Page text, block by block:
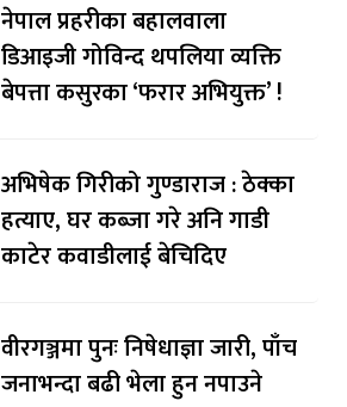
नेपाल प्रहरीका बहालवाला
डिआइजी गोविन्द थपलिया व्यक्ति
बेपत्ता कसुरका ‘फरार अभियुक्त’ !
अभिषेक गिरीको गुण्डाराज : ठेक्का
हत्याए, घर कब्जा गरे अनि गाडी
काटेर कवाडीलाई बेचिदिए
वीरगञ्जमा पुनः निषेधाज्ञा जारी, पाँच
जनाभन्दा बढी भेला हुन नपाउने